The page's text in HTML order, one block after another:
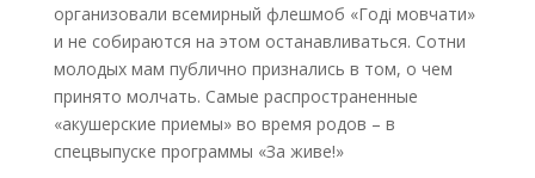
организовали всемирный флешмоб «Годі мовчати»
и не собираются на этом останавливаться. Сотни
молодых мам публично признались в том, о чем
принято молчать. Самые распространенные
«акушерские приемы» во время родов – в
спецвыпуске программы «За живе!»